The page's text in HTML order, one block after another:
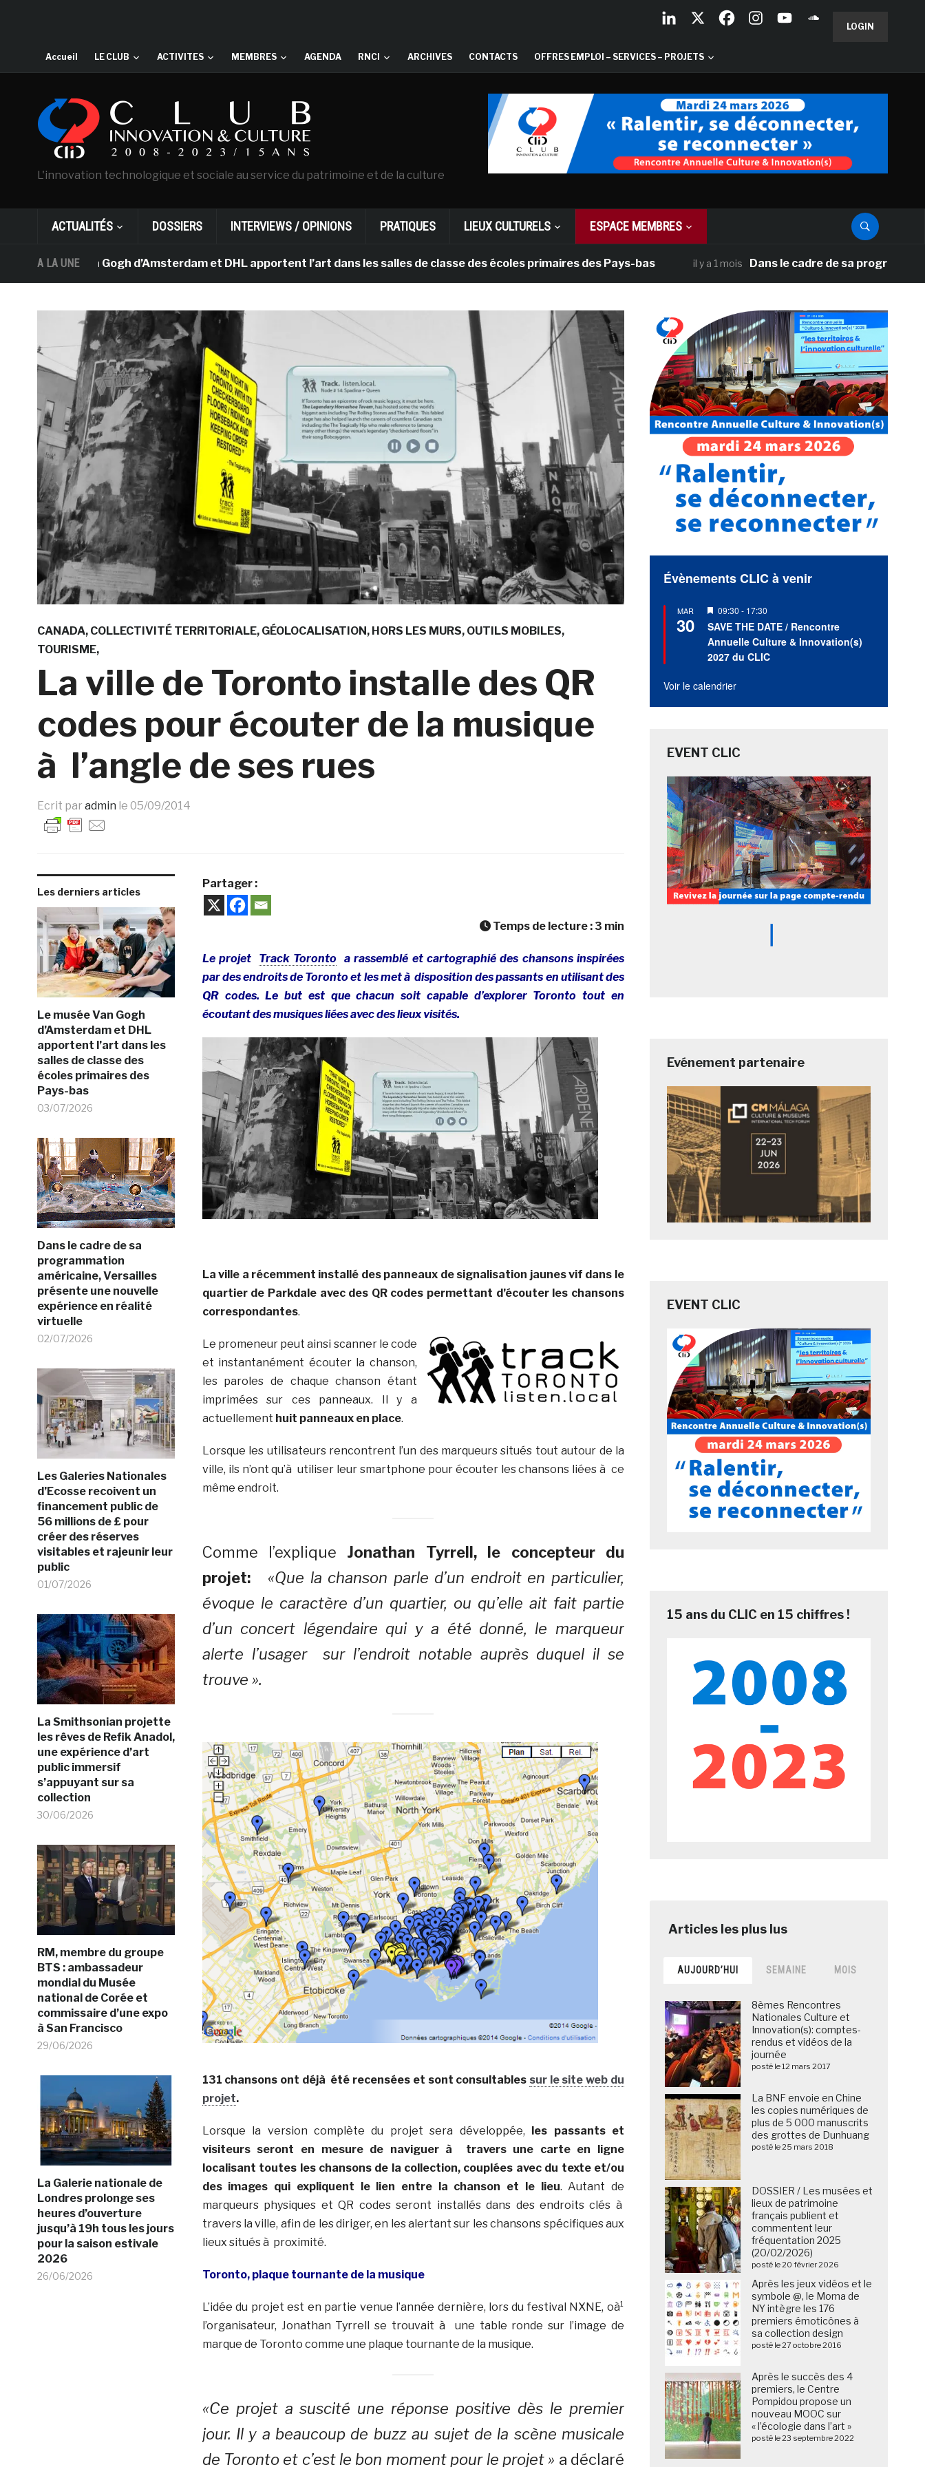
LOGIN
Accueil LE CLUB ACTIVITES MEMBRES AGENDA RNCI ARCHIVES CONTACTS OFFRES EMPLOI – SERVICES – PROJETS
L'innovation technologique et sociale au service du patrimoine et de la culture
ACTUALITÉS DOSSIERS INTERVIEWS / OPINIONS PRATIQUES LIEUX CULTURELS ESPACE MEMBRES
A LA UNE
Van Gogh d’Amsterdam et DHL apportent l’art dans les salles de classe des écoles primaires des Pays-bas il y a 1 mois Dans le cadre de sa programmation
CANADA COLLECTIVITÉ TERRITORIALE GÉOLOCALISATION HORS LES MURS OUTILS MOBILES
TOURISME
La ville de Toronto installe des QR
codes pour écouter de la musique
à l’angle de ses rues
Ecrit par admin le 05/09/2014
Les derniers articles
Le musée Van Gogh
d’Amsterdam et DHL
apportent l’art dans les
salles de classe des
écoles primaires des
Pays-bas
03/07/2026
Dans le cadre de sa
programmation
américaine, Versailles
présente une nouvelle
expérience en réalité
virtuelle
02/07/2026
Les Galeries Nationales
d’Ecosse recoivent un
financement public de
56 millions de £ pour
créer des réserves
visitables et rajeunir leur
public
01/07/2026
La Smithsonian projette
les rêves de Refik Anadol,
une expérience d’art
public immersif
s’appuyant sur sa
collection
30/06/2026
RM, membre du groupe
BTS : ambassadeur
mondial du Musée
national de Corée et
commissaire d’une expo
à San Francisco
29/06/2026
La Galerie nationale de
Londres prolonge ses
heures d’ouverture
jusqu’à 19h tous les jours
pour la saison estivale
2026
26/06/2026
Partager :
Temps de lecture : 3 min
Le projet Track Toronto a rassemblé et cartographié des chansons inspirées
par des endroits de Toronto et les met à disposition des passants en utilisant des
QR codes. Le but est que chacun soit capable d’explorer Toronto tout en
écoutant des musiques liées avec des lieux visités.
La ville a récemment installé des panneaux de signalisation jaunes vif dans le
quartier de Parkdale avec des QR codes permettant d’écouter les chansons
correspondantes.
Le promeneur peut ainsi scanner le code
et instantanément écouter la chanson,
les paroles de chaque chanson étant
imprimées sur ces panneaux. Il y a
actuellement huit panneaux en place.
Lorsque les utilisateurs rencontrent l’un des marqueurs situés tout autour de la
ville, ils n’ont qu’à utiliser leur smartphone pour écouter les chansons liées à ce
même endroit.
Comme l’explique Jonathan Tyrrell, le concepteur du
projet:
«Que la chanson parle d’un endroit en particulier,
évoque le caractère d’un quartier, ou qu’elle ait fait partie
d’un concert légendaire qui y a été donné, le marqueur
alerte l’usager sur l’endroit notable auprès duquel il se
trouve ».
131 chansons ont déjà été recensées et sont consultables sur le site web du
projet.
Lorsque la version complète du projet sera développée, les passants et
visiteurs seront en mesure de naviguer à travers une carte en ligne
localisant toutes les chansons de la collection, couplées avec du texte et/ou
des images qui expliquent le lien entre la chanson et le lieu. Autant de
marqueurs physiques et QR codes seront installés dans des endroits clés à
travers la ville, afin de les diriger, en les alertant sur les chansons spécifiques aux
lieux situés à proximité.
Toronto, plaque tournante de la musique
L’idée du projet est en partie venue l’année dernière, lors du festival NXNE, oà¹
l’organisateur, Jonathan Tyrrell se trouvait à une table ronde sur l’image de
marque de Toronto comme une plaque tournante de la musique.
«Ce projet a suscité une réponse positive dès le premier
jour. Il y a beaucoup de buzz au sujet de la scène musicale
de Toronto et c’est le bon moment pour le projet » a déclaré
Évènements CLIC à venir
MAR
30
Mis
en
avant
09:30 - 17:30
SAVE THE DATE / Rencontre
Annuelle Culture & Innovation(s)
2027 du CLIC
Voir le calendrier
EVENT CLIC
Evénement partenaire
EVENT CLIC
15 ans du CLIC en 15 chiffres !
AUJOURD’HUI SEMAINE MOIS
8èmes Rencontres
Nationales Culture et
Innovation(s): comptes-
rendus et vidéos de la
journée
posté le 12 mars 2017
La BNF envoie en Chine
les copies numériques de
plus de 5 000 manuscrits
des grottes de Dunhuang
posté le 25 mars 2018
DOSSIER / Les musées et
lieux de patrimoine
français publient et
commentent leur
fréquentation 2025
(20/02/2026)
posté le 20 février 2026
Après les jeux vidéos et le
symbole @, le Moma de
NY intègre les 176
premiers émoticônes à
sa collection design
posté le 27 octobre 2016
Après le succès des 4
premiers, le Centre
Pompidou propose un
nouveau MOOC sur
« l’écologie dans l’art »
posté le 23 septembre 2022